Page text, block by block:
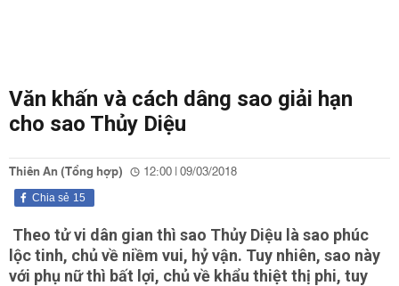
Văn khấn và cách dâng sao giải hạn
cho sao Thủy Diệu
Thiên An (Tổng hợp) 12:00 | 09/03/2018
15
Chia sẻ
Theo tử vi dân gian thì sao Thủy Diệu là sao phúc
lộc tinh, chủ về niềm vui, hỷ vận. Tuy nhiên, sao này
với phụ nữ thì bất lợi, chủ về khẩu thiệt thị phi, tuy